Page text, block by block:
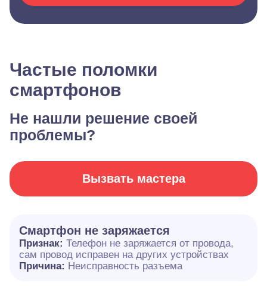
Частые поломки
смартфонов
Не нашли решение своей
проблемы?
Вызвать мастера
Смартфон не заряжается
Признак: Телефон не заряжается от провода,
сам провод исправен на других устройствах
Причина: Неисправность разъема